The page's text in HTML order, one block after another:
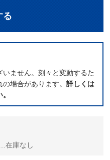
る
ません。刻々と変動するた
の場合があります。詳しくは
庫なし